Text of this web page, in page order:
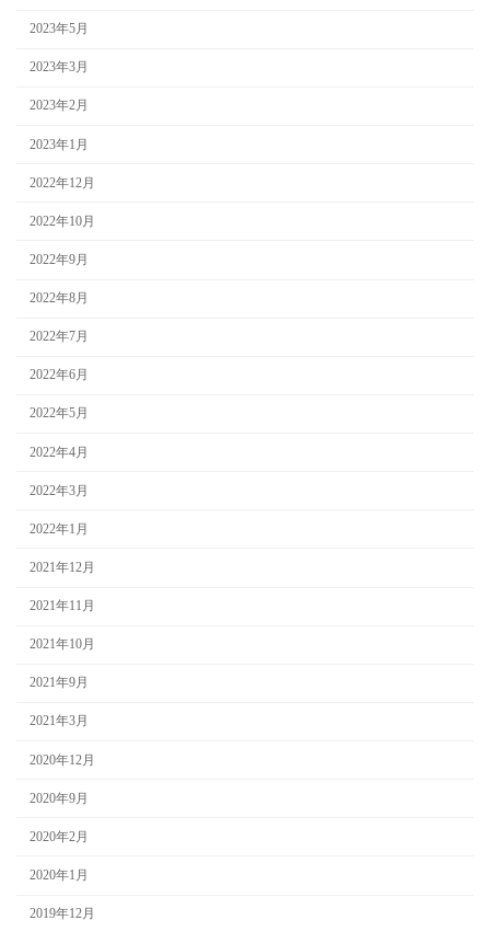
2023年5月
2023年3月
2023年2月
2023年1月
2022年12月
2022年10月
2022年9月
2022年8月
2022年7月
2022年6月
2022年5月
2022年4月
2022年3月
2022年1月
2021年12月
2021年11月
2021年10月
2021年9月
2021年3月
2020年12月
2020年9月
2020年2月
2020年1月
2019年12月